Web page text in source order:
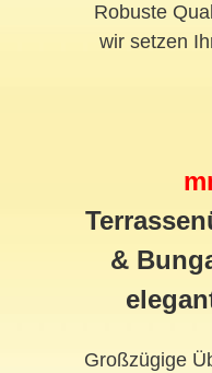
Robuste
wir setzen
&
Großzügige